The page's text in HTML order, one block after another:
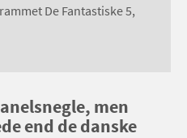
De Fantastiske 5,
men
end de danske